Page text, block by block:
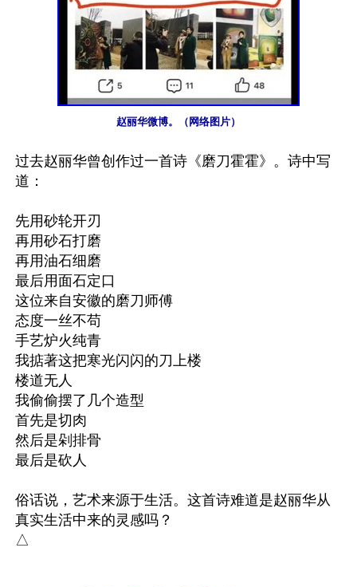
赵丽华微博。（网络图片）
过去赵丽华曾创作过一首诗《磨刀霍霍》。诗中写
道：
先用砂轮开刃
再用砂石打磨
再用油石细磨
最后用面石定口
这位来自安徽的磨刀师傅
态度一丝不苟
手艺炉火纯青
我掂著这把寒光闪闪的刀上楼
楼道无人
我偷偷摆了几个造型
首先是切肉
然后是剁排骨
最后是砍人
俗话说，艺术来源于生活。这首诗难道是赵丽华从
真实生活中来的灵感吗？